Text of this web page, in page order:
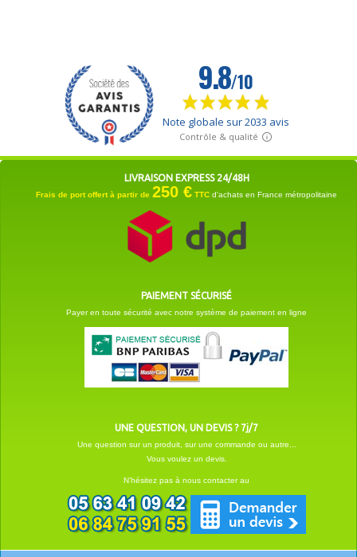
LIVRAISON EXPRESS 24/48H
Frais de port offert à partir de 250 € TTC d'achats en France métropolitaine
PAIEMENT SÉCURISÉ
Payer en toute sécurité avec notre système de paiement en ligne
UNE QUESTION, UN DEVIS ? 7j/7
Une question sur un produit, sur une commande ou autre...
Vous voulez un devis.
N'hésitez pas à nous contacter au